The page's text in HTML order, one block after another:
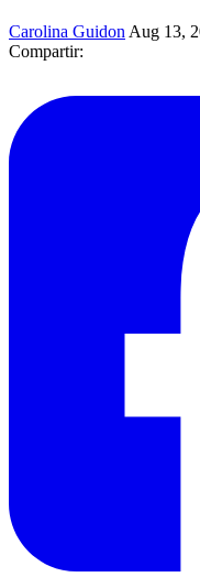
Carolina Guidon Aug 13,
Compartir: